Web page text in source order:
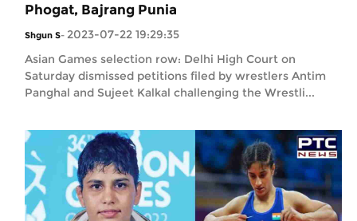
Phogat, Bajrang Punia
Shgun S- 2023-07-22 19:29:35
Asian Games selection row: Delhi High Court on
Saturday dismissed petitions filed by wrestlers Antim
Panghal and Sujeet Kalkal challenging the Wrestli...